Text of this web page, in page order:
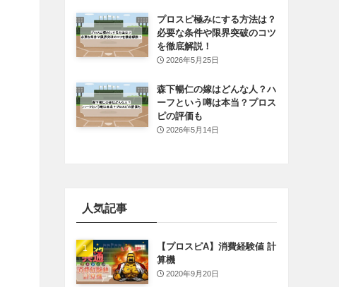
プロスピ極みにする方法は？
必要な条件や限界突破のコツ
を徹底解説！
2026年5月25日
森下暢仁の嫁はどんな人？ハ
ーフという噂は本当？プロス
ピの評価も
2026年5月14日
人気記事
【プロスピA】消費経験値 計
算機
2020年9月20日